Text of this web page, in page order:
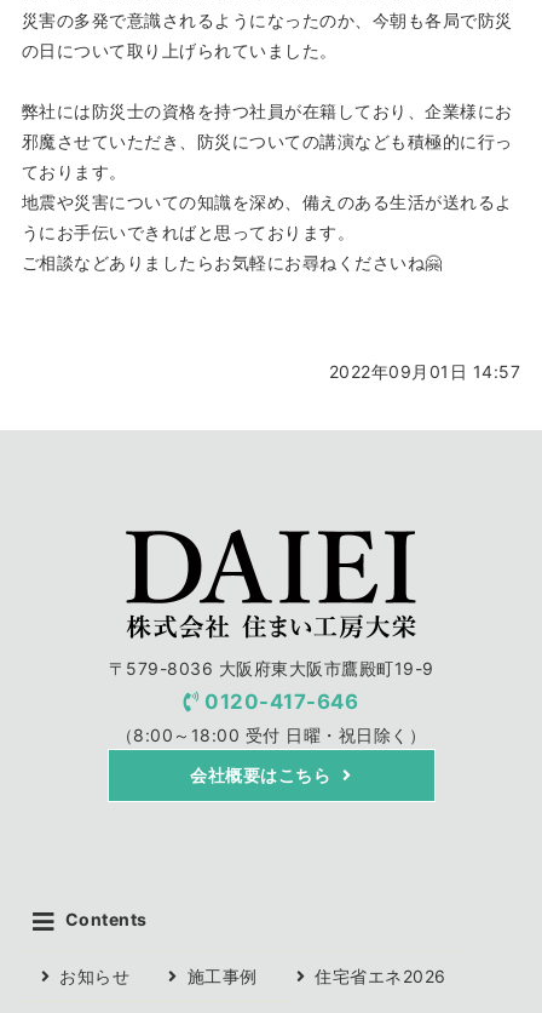
災害の多発で意識されるようになったのか、今朝も各局で防災
の日について取り上げられていました。
弊社には防災士の資格を持つ社員が在籍しており、企業様にお
邪魔させていただき、防災についての講演なども積極的に行っ
ております。
地震や災害についての知識を深め、備えのある生活が送れるよ
うにお手伝いできればと思っております。
ご相談などありましたらお気軽にお尋ねくださいね🤗
2022年09月01日 14:57
〒579-8036 大阪府東大阪市鷹殿町19-9
0120-417-646
（8:00～18:00 受付 日曜・祝日除く）
会社概要はこちら
Contents
お知らせ 施工事例 住宅省エネ2026